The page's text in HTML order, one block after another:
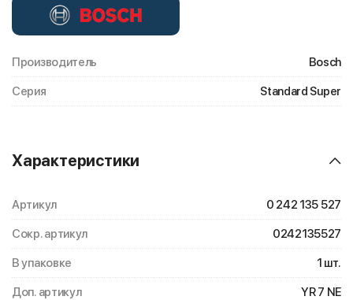
Производитель Bosch
Серия Standard Super
Характеристики
Артикул 0 242 135 527
Сокр. артикул 0242135527
В упаковке 1 шт.
Доп. артикул YR 7 NE